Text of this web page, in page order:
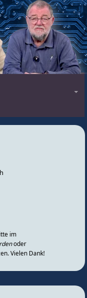
im
oder
Vielen Dank!